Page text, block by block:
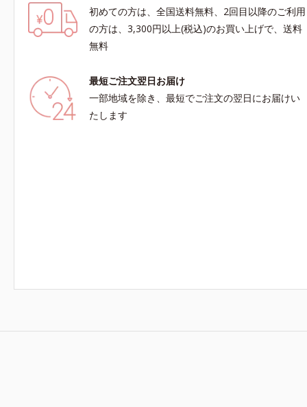
初めての方は、全国送料無料、2回目以降のご利用
の方は、3,300円以上(税込)のお買い上げで、送料
無料
最短ご注文翌日お届け
一部地域を除き、最短でご注文の翌日にお届けい
たします